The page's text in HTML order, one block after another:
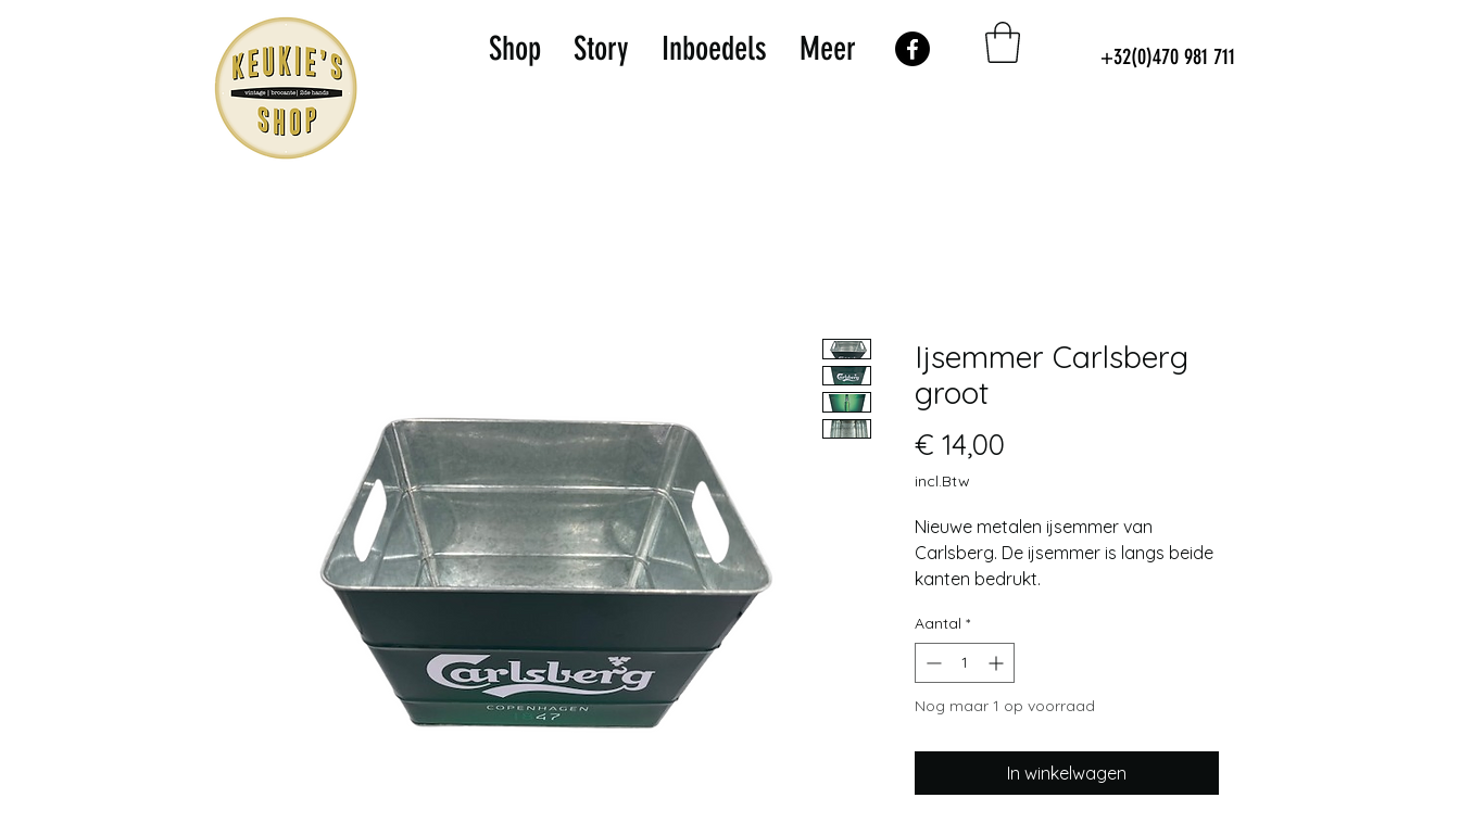
Shop Story Inboedels Meer +32(0)470 981 711
Ijsemmer Carlsberg
groot
€ 14,00
incl.Btw
Nieuwe metalen ijsemmer van
Carlsberg. De ijsemmer is langs beide
kanten bedrukt.
breed en 22 cm diep
Aantal *
Nog maar 1 op voorraad
In winkelwagen